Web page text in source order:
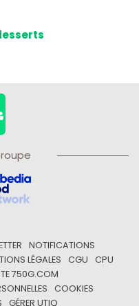
NOTIFICATIONS
LÉGALES CGU
CPU
750G.COM
COOKIES
GÉRER UTIQ